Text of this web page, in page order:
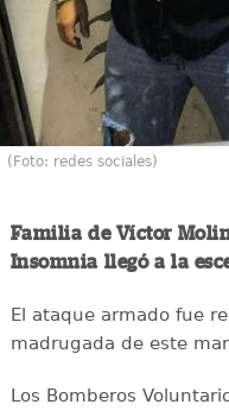
(Foto: redes sociales)
Familia de Víctor
Insomnia llegó a la
El ataque armado fue
madrugada de este
Los Bomberos